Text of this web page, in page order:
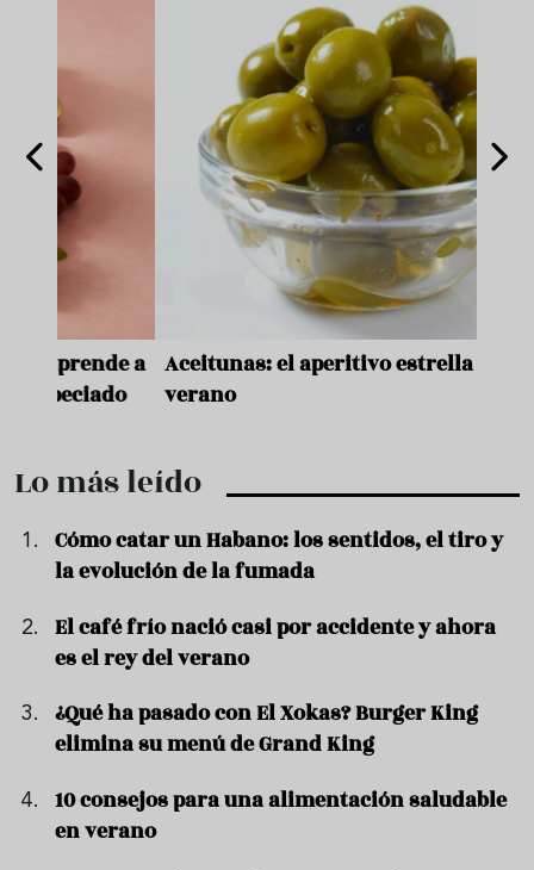
Aceitunas: el aperitivo estrella del
verano
Lo más leído
Cómo catar un Habano: los sentidos, el tiro y
la evolución de la fumada
El café frío nació casi por accidente y ahora
es el rey del verano
¿Qué ha pasado con El Xokas? Burger King
elimina su menú de Grand King
10 consejos para una alimentación saludable
en verano